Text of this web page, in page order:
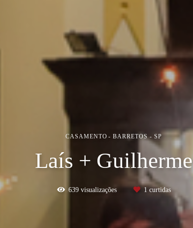
CASAMENTO BARRETOS - SP
Laís + Guilherme
639visualizações 1 curtidas